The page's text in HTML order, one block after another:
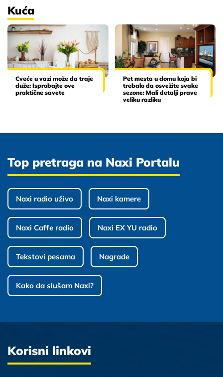
Kuća
Cveće u vazi može da traje
duže: Isprobajte ove
praktične savete
Pet mesta u domu koja bi
trebalo da osvežite svake
sezone: Mali detalji prave
veliku razliku
Top pretraga na Naxi Portalu
Naxi radio uživo Naxi kamere
Naxi Caffe radio Naxi EX YU radio
Tekstovi pesama Nagrade
Kako da slušam Naxi?
Korisni linkovi